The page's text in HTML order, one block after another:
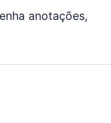
anotações,